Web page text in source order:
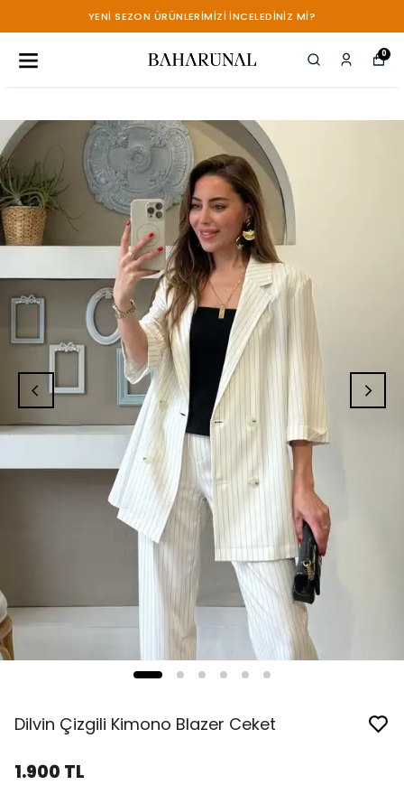
YENİ SEZON ÜRÜNLERİMİZİ İNCELEDİNİZ Mİ?
0
Dilvin Çizgili Kimono Blazer Ceket
1.900 TL